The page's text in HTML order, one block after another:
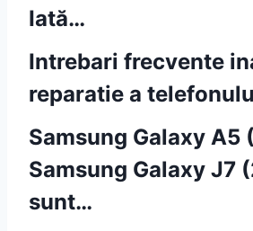
Iată…
Intrebari frecvente
reparatie a
Samsung Galaxy A5
Samsung Galaxy J7
sunt…